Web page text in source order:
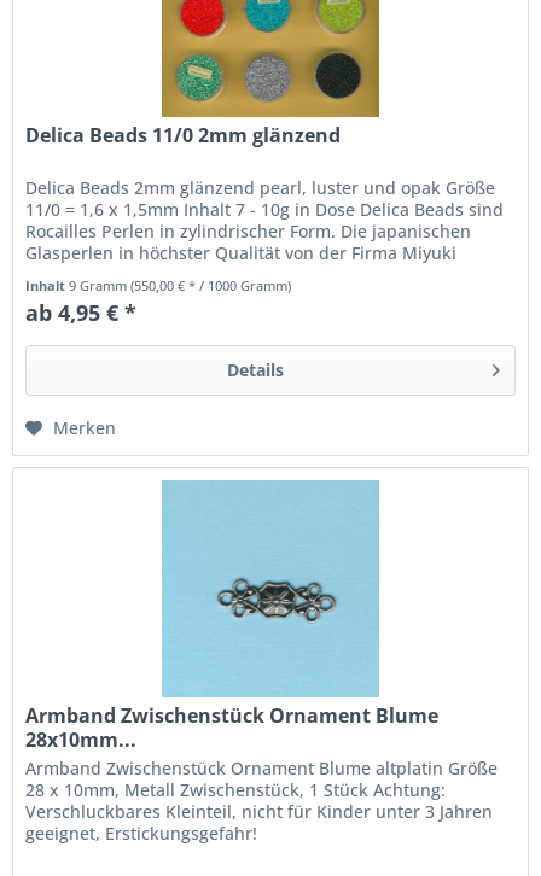
Delica Beads 11/0 2mm glänzend
Delica Beads 2mm glänzend pearl, luster und opak Größe
11/0 = 1,6 x 1,5mm Inhalt 7 - 10g in Dose Delica Beads sind
Rocailles Perlen in zylindrischer Form. Die japanischen
Glasperlen in höchster Qualität von der Firma Miyuki
Inhalt9 Gramm(550,00 € * / 1000 Gramm)
ab 4,95 € *
Details
Merken
Armband Zwischenstück Ornament Blume
28x10mm...
Armband Zwischenstück Ornament Blume altplatin Größe
28 x 10mm, Metall Zwischenstück, 1 Stück Achtung:
Verschluckbares Kleinteil, nicht für Kinder unter 3 Jahren
geeignet, Erstickungsgefahr!